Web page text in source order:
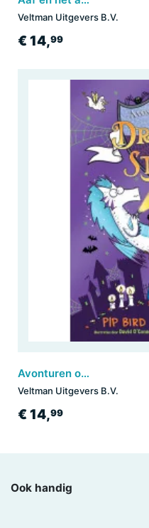
Veltman Uitgevers B.V.
€ 14,99
Avonturen op Drakenstein - Griezeltijd
Veltman Uitgevers B.V.
€ 14,99
Ook handig